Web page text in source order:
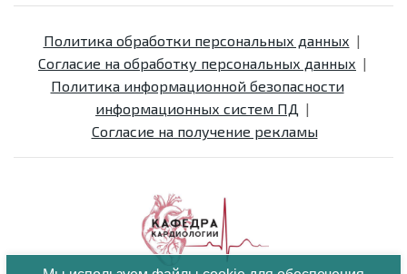
Политика обработки персональных данных
Согласие на обработку персональных данных
Политика информационной безопасности
информационных систем ПД
Согласие на получение рекламы